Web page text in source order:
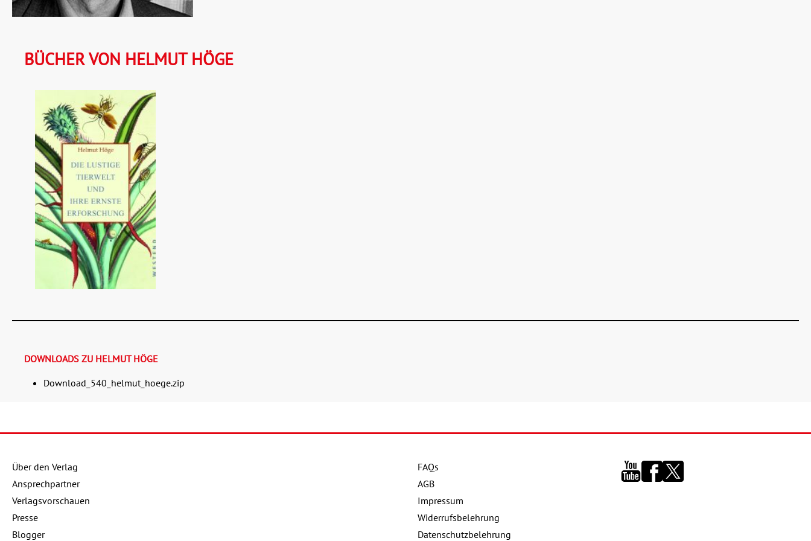
BÜCHER VON HELMUT HÖGE
Buch: 16,00 €
eBook:
DOWNLOADS ZU HELMUT HÖGE
Download_540_helmut_hoege.zip
Über den Verlag
Ansprechpartner
Verlagsvorschauen
Presse
Blogger
FAQs
AGB
Impressum
Widerrufsbelehrung
Datenschutzbelehrung